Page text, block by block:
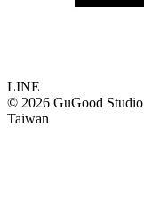
LINE
© 2026 GuGood
Taiwan